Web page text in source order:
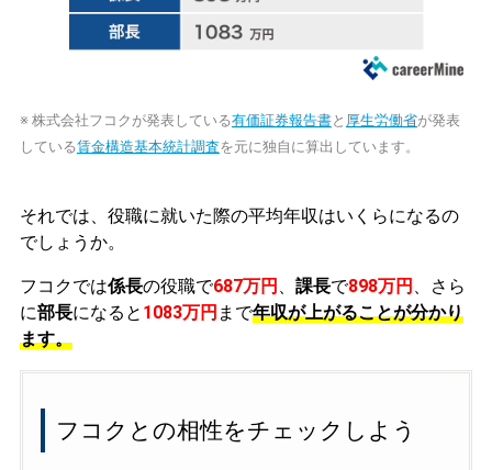
※ 株式会社フコクが発表している有価証券報告書と 厚生労働省が発表
している賃金構造基本統計調査を元に独自に算出しています。
それでは、役職に就いた際の平均年収はいくらになるの
でしょうか。
フコクでは係長の役職で687万円 課長で898万円
、さら
に部長になると 1083万円 まで年収が上がることが分かり
ます。
フコクとの相性をチェックしよう